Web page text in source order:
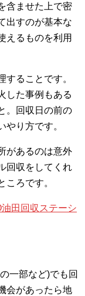
含ませた上で密
出すのが基本な
えるものを利用
ることです。
した事例もある
。回収日の前の
やり方です。
があるのは意外
回収をしてくれ
ころです。
田回収ステーシ
一部など)でも回
会があったら地